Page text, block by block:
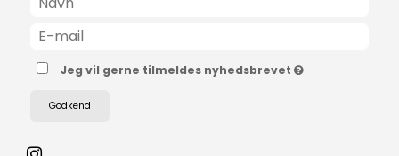
Jeg vil gerne tilmeldes nyhedsbrevet
Godkend